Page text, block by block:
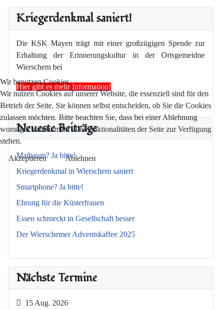
Kriegerdenkmal saniert!
Die KSK Mayen trägt mit einer großzügigen Spende zur
Erhaltung der Erinnerungskultur in der Ortsgemeidne
Wierschem bei
Hier gibt es mehr Information!
Neueste Beiträge
Maibaum? Ja bitte!
Kriegerdenkmal in Wierschem saniert
Smartphone? Ja bitte!
Ehrung für die Küsterfrauen
Essen schmeckt in Gesellschaft besser
Der Wierschemer Adventskaffee 2025
Nächste Termine
15 Aug. 2026
Wir benutzen Cookies
Wir nutzen Cookies auf unserer Website, die essenziell sind für den
Betrieb der Seite. Sie können selbst entscheiden, ob Sie die Cookies
zulassen möchten. Bitte beachten Sie, dass bei einer Ablehnung
womöglich nicht mehr alle Funktionalitäten der Seite zur Verfügung
stehen.
Akzeptieren Ablehnen